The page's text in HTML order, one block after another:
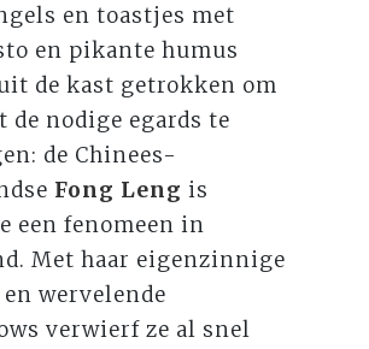
en toastjes met
en pikante humus
de kast getrokken om
de nodige egards te
de Chinees-
Fong Leng is
een fenomeen in
Met haar eigenzinnige
wervelende
verwierf ze al snel